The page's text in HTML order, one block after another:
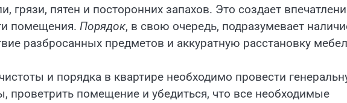
грязи, пятен и посторонних запахов. Это создает
помещения. Порядок, в свою очередь, подразумевает
разбросанных предметов и аккуратную расстановку
и порядка в квартире необходимо провести
проветрить помещение и убедиться, что все необходимые